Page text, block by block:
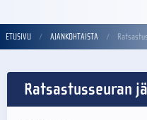
ETUSIVU AJANKOHTAISTA
Ratsastusseuran